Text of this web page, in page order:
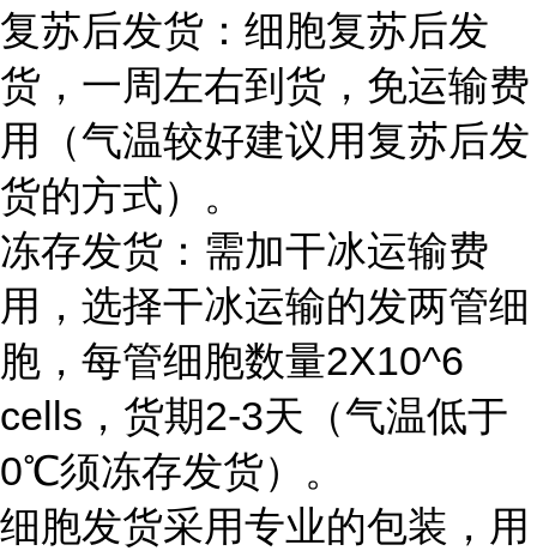
复苏后发货：细胞复苏后发
货，一周左右到货，免运输费
用（气温较好建议用复苏后发
货的方式）。
冻存发货：需加干冰运输费
用，选择干冰运输的发两管细
胞，每管细胞数量2X10^6
cells，货期2-3天（气温低于
0℃须冻存发货）。
细胞发货采用专业的包装，用